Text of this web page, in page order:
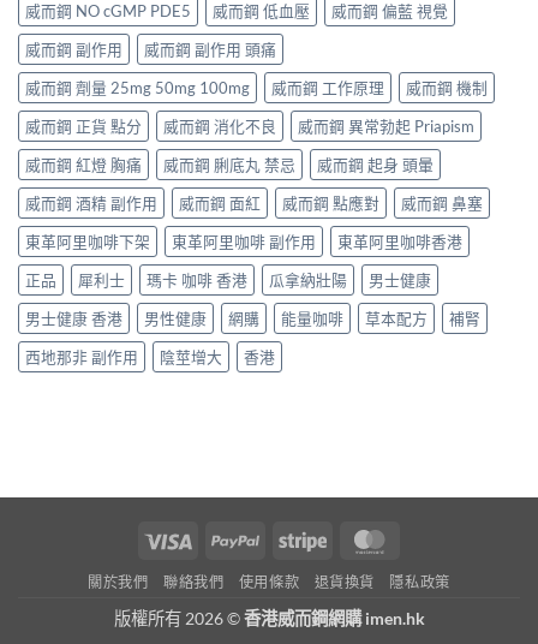
威而鋼 NO cGMP PDE5
威而鋼 低血壓
威而鋼 偏藍 視覺
威而鋼 副作用
威而鋼 副作用 頭痛
威而鋼 劑量 25mg 50mg 100mg
威而鋼 工作原理
威而鋼 機制
威而鋼 正貨 點分
威而鋼 消化不良
威而鋼 異常勃起 Priapism
威而鋼 紅燈 胸痛
威而鋼 脷底丸 禁忌
威而鋼 起身 頭暈
威而鋼 酒精 副作用
威而鋼 面紅 威而鋼 點應對
威而鋼 鼻塞
東革阿里咖啡下架
東革阿里咖啡 副作用
東革阿里咖啡香港
正品
犀利士 瑪卡 咖啡 香港 瓜拿納壯陽
男士健康
男士健康 香港
男性健康 網購 能量咖啡 草本配方
補腎
西地那非 副作用
陰莖增大 香港
Visa PayPal Stripe
關於我們 聯絡我們 使用條款 退貨換貨 隱私政策
版權所有 2026 ©香港威而鋼網購 imen.hk